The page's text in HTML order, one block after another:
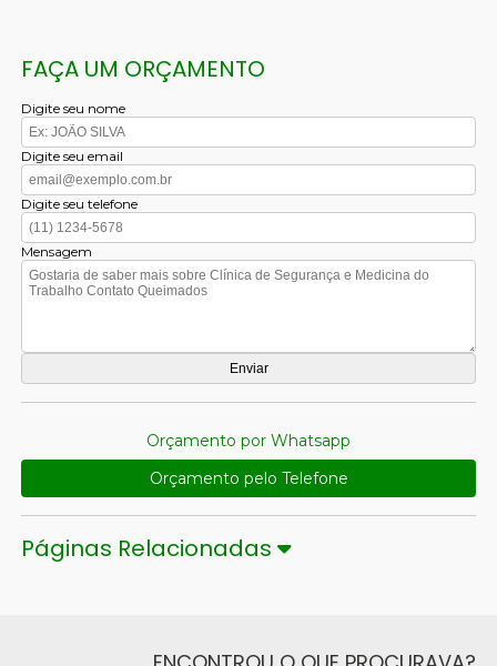
FAÇA UM ORÇAMENTO
Digite seu nome
Digite seu email
Digite seu telefone
Mensagem
Orçamento por Whatsapp
Orçamento pelo Telefone
Páginas Relacionadas